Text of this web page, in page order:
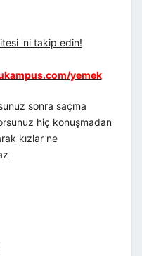
'ni takip edin!
yemek
sonra saçma
hiç konuşmadan
kızlar ne